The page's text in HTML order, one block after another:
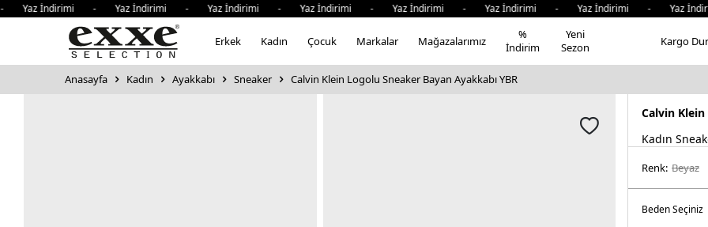
İndirimi - Yaz İndirimi - Yaz İndirimi - Yaz İndirimi - Yaz İndirimi - Yaz İndirimi - Yaz İndirimi -
Erkek Kadın Çocuk Markalar Mağazalarımız
%
İndirim
Yeni
Sezon
Kargo
Anasayfa Kadın Ayakkabı Sneaker Calvin Klein Logolu Sneaker Bayan Ayakkabı YBR
Calvin Klein
Kadın
Renk: beyaz